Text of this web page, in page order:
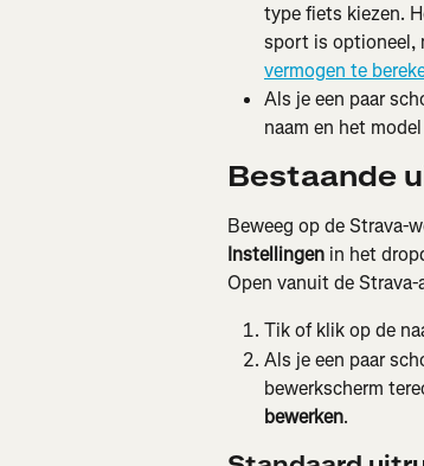
type fiets kiezen.
sport is optioneel,
vermogen te
Als je een paar
naam en het
Bestaande
Beweeg op de Strava-
Instellingen in het
Open vanuit de
Tik of klik op de
Als je een paar
bewerkscherm
bewerken.